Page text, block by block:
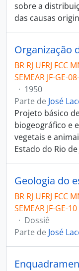
sobre a
das causas
Organização
BR RJ UFRJ FCC
SEMEAR JF-GE-
· 1950
Parte de José
Projeto básico
biogeográfico e
vegetais e
Estado do Rio de
Geologia do
BR RJ UFRJ FCC
SEMEAR JF-GE-10
· Dossiê
Parte de José